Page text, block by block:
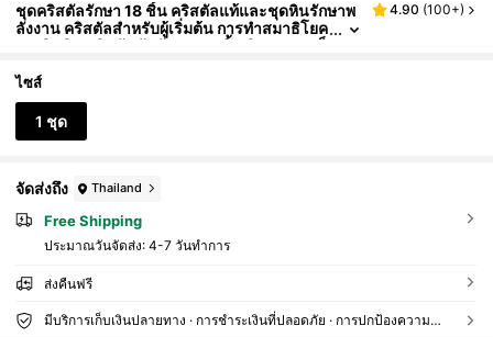
ชุดคริสตัลรักษา 18 ชิ้น คริสตัลแท้และชุดหินรักษาพ
ลังงาน คริสตัลสำหรับผู้เริ่มต้น การทำสมาธิโยค
ะ 7 ชินหิน คริสตัลขัดมันและ 7 ชิ้น หินชากราเป็
นตร์ túi vải lưới của túi nhung và hộp ngực gỗ
ชุดที่ดีที่สุด
4.90 (100+)
ไซส์
1 ชุด
จัดส่งถึง Thailand
Free Shipping
ประมาณวันจัดส่ง: 4-7 วันทำการ
ส่งคืนฟรี
มีบริการเก็บเงินปลายทาง · การชำระเงินที่ปลอดภัย · การปกป้องความเป็นส่วนตัว